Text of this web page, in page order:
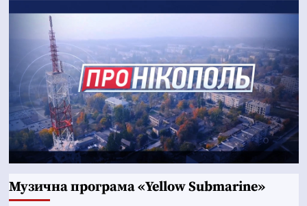
Музична програма «Yellow Submarine»